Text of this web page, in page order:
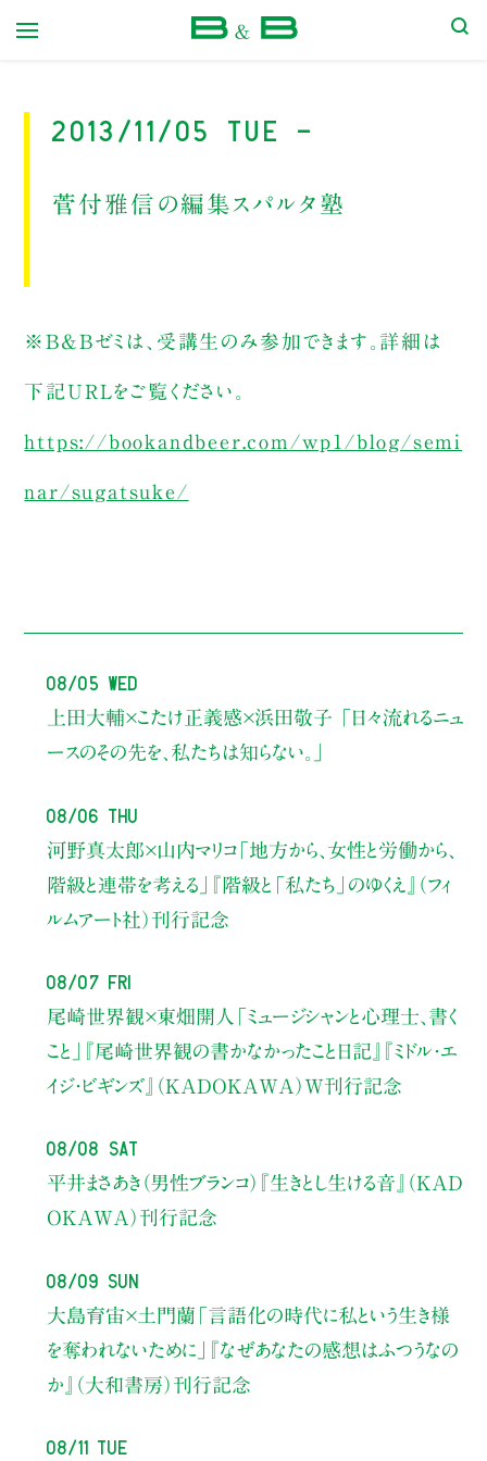
2013/11/05 Tue -
菅付雅信の編集スパルタ塾
※B&Bゼミは、受講生のみ参加できます。詳細は
下記URLをご覧ください。
https://bookandbeer.com/wp1/blog/semi
nar/sugatsuke/
08/05 Wed
上田大輔×こたけ正義感×浜田敬子 「日々流れるニュ
ースのその先を、私たちは知らない。」
08/06 Thu
河野真太郎×山内マリコ「地方から、女性と労働から、
階級と連帯を考える」
『階級と「私たち」のゆくえ』（フィ
ルムアート社）刊行記念
08/07 Fri
尾崎世界観×東畑開人
「ミュージシャンと心理士、書く
こと」
『尾崎世界観の書かなかったこと日記』『ミドル・エ
イジ・ビギンズ』（KADOKAWA）W刊行記念
08/08 Sat
平井まさあき（男性ブランコ）
『生きとし生ける音』（KAD
OKAWA）刊行記念
08/09 Sun
大島育宙×土門蘭 「言語化の時代に私という生き様
を奪われないために」
『なぜあなたの感想はふつうなの
か』（大和書房）刊行記念
08/11 Tue